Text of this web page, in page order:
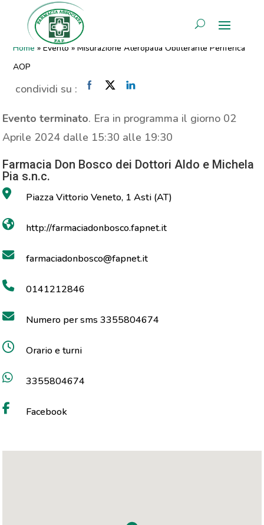
AREA RISERVATA
Misurazione Ateropatia
Obliterante Periferica AOP
Home »Evento »Misurazione Ateropatia Obliterante Periferica
AOP
condividi su :
Evento terminato. Era in programma il giorno 02
Aprile 2024 dalle 15:30 alle 19:30
Farmacia Don Bosco dei Dottori Aldo e Michela
Pia s.n.c.
Piazza Vittorio Veneto, 1 Asti (AT)
http://farmaciadonbosco.fapnet.it
farmaciadonbosco@fapnet.it
0141212846
Numero per sms 3355804674
Orario e turni
3355804674
Facebook